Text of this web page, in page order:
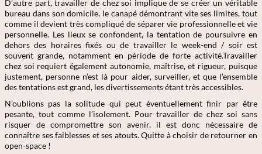
D’autre part, travailler de chez soi implique de se créer un véritable
bureau dans son domicile, le canapé démontrant vite ses limites, tout
comme il devient très compliqué de séparer vie professionnelle et vie
personnelle. Les lieux se confondent, la tentation de poursuivre en
dehors des horaires fixés ou de travailler le week-end / soir est
souvent grande, notamment en période de forte activité.Travailler
chez soi requiert également autonomie, maîtrise, et rigueur, puisque
justement, personne n’est là pour aider, surveiller, et que l’ensemble
des tentations est grand, les divertissements étant très accessibles.
N’oublions pas la solitude qui peut éventuellement finir par être
pesante, tout comme l’isolement. Pour travailler de chez soi sans
risquer de compromettre son avenir, il est donc nécessaire de
connaître ses faiblesses et ses atouts. Quitte à choisir de retourner en
open-space !